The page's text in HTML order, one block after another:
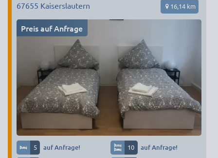
67655 Kaiserslautern 16,14 km
Preis auf Anfrage
5 auf Anfrage! 10 auf Anfrage!